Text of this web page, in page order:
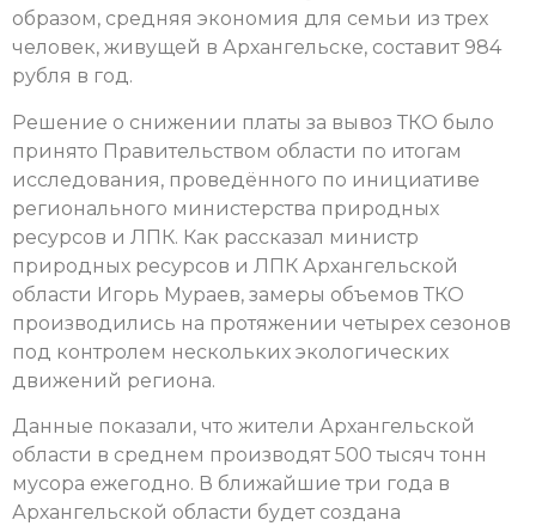
образом, средняя экономия для семьи из трех
человек, живущей в Архангельске, составит 984
рубля в год.
Решение о снижении платы за вывоз ТКО было
принято Правительством области по итогам
исследования, проведённого по инициативе
регионального министерства природных
ресурсов и ЛПК. Как рассказал министр
природных ресурсов и ЛПК Архангельской
области Игорь Мураев, замеры объемов ТКО
производились на протяжении четырех сезонов
под контролем нескольких экологических
движений региона.
Данные показали, что жители Архангельской
области в среднем производят 500 тысяч тонн
мусора ежегодно. В ближайшие три года в
Архангельской области будет создана